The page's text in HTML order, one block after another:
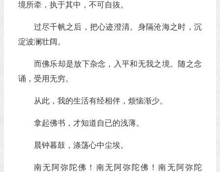
境所牵，执于其中，不可自抜。
过尽千帆之后，把心迹澄清。身隔沧海之时，沉
淀波澜壮阔。
而佛乐却是放下杂念，入平和无我之境。随之念
诵，受用无穷。
从此，我的生活有经相伴，烦恼渐少。
拿起佛书，才知道自已的浅薄。
晨钟暮鼓，涤荡心中尘埃。
南无阿弥陀佛！南无阿弥陀佛！南无阿弥陀